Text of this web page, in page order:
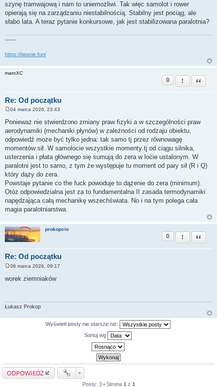
szynę tramwajową i nam to uniemożliwi. Tak więc samolot i rower
opierają się na zarządzaniu niestabilnością. Stabilny jest pociąg, ale
słabo lata. A teraz pytanie konkursowe, jak jest stabilizowana paralotnia?
------
https://latanie.fun/
maroXC
Re: Od początku
0 Zgłoś ten post
Cytuj
o
s
t
04 marca 2026, 23:43
Ponieważ nie stwierdzono zmiany praw fizyki a w szczególności praw
aerodynamiki (mechaniki płynów) w zależności od rodzaju obiektu,
odpowiedź może być tylko jedna: tak samo tj przez równowagę
momentów sił. W samolocie wszystkie momenty tj od ciągu silnika,
usterzenia i płata głównego się sumują do zera w locie ustalonym. W
paralotni jest to samo, z tym że występuje tu moment od pary sił (R i Q)
który dąży do zera.
Powstaje pytanie co the fuck powoduje to dążenie do zera (minimum).
Otóż odpowiedzialna jest za to fundamentalna II zasada termodynamiki
napędzająca całą mechanikę wszechświata. No i na tym polega cała
magia paralotniarstwa.
prokopcio
Re: Od początku
0 Zgłoś ten post
Cytuj
s
06 marca 2026, 09:17
worek ziemniaków
Łukasz Prokop
Wyświetl posty nie starsze niż:
Sortuj wg
ODPOWIEDZ
Posty: 3 • Strona 1z 1